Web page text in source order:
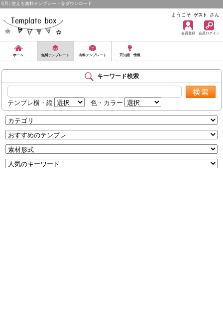
6月 | 使える無料テンプレートをダウンロード
ようこそ ゲスト さん
会員登録 会員ログイン
ホーム 無料テンプレート 有料テンプレート 豆知識・情報
キーワード検索
テンプレ横・縦 色・カラー